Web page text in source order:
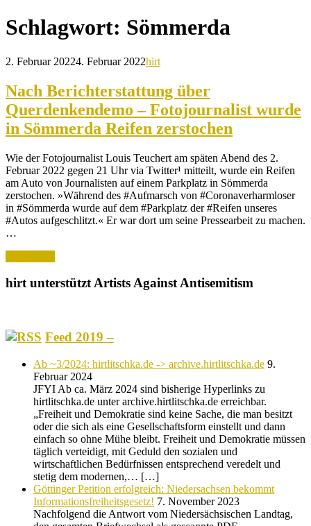
Schlagwort: Sömmerda
2. Februar 20224. Februar 2022hirt
Nach Berichterstattung über
Querdenkendemo – Fotojournalist wurde
in Sömmerda Reifen zerstochen
Wie der Fotojournalist Louis Teuchert am späten Abend des 2.
Februar 2022 gegen 21 Uhr via Twitter¹ mitteilt, wurde ein Reifen
am Auto von Journalisten auf einem Parkplatz in Sömmerda
zerstochen. »Während des #Aufmarsch von #Coronaverharmloser
in #Sömmerda wurde auf dem #Parkplatz der #Reifen unseres
#Autos aufgeschlitzt.« Er war dort um seine Pressearbeit zu machen.
…
hirt unterstützt Artists Against Antisemitism
Feed 2019 –
Ab ~3/2024: hirtlitschka.de -> archive.hirtlitschka.de 9.
Februar 2024
JFYI Ab ca. März 2024 sind bisherige Hyperlinks zu
hirtlitschka.de unter archive.hirtlitschka.de erreichbar.
„Freiheit und Demokratie sind keine Sache, die man besitzt
oder die sich als eine Gesellschaftsform einstellt und dann
einfach so ohne Mühe bleibt. Freiheit und Demokratie müssen
täglich verteidigt, mit Geduld den sozialen und
wirtschaftlichen Bedürfnissen entsprechend veredelt und
stetig dem modernen,… […]
Göttinger Petition erfolgreich: Niedersachsen bekommt
Informationsfreiheitsgesetz! 7. November 2023
Nachfolgend die Antwort vom Niedersächsischen Landtag,